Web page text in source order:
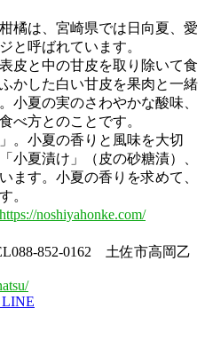
橘は、宮崎県では日向夏、愛
と呼ばれています。
皮と中の甘皮を取り除いて食
かした白い甘皮を果肉と一緒
小夏の実のさわやかな酸味、
べ方とのことです。
。小夏の香りと風味を大切
小夏漬け」（皮の砂糖漬）、
ます。小夏の香りを求めて、
。
https://noshiyahonke.com/
852-0162 土佐市高岡乙
LINE